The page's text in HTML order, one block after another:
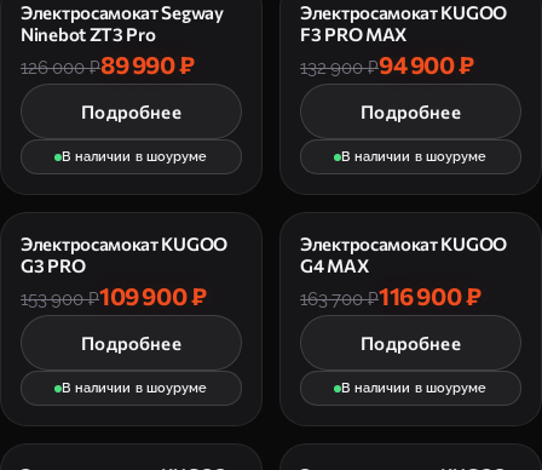
Электросамокат Segway
Ninebot ZT3 Pro
126 000 ₽89 990 ₽
Подробнее
В наличии в шоуруме
Электросамокат KUGOO
F3 PRO MAX
132 900 ₽94 900 ₽
Подробнее
В наличии в шоуруме
Электросамокат KUGOO
G3 PRO
153 900 ₽109 900 ₽
Подробнее
В наличии в шоуруме
Электросамокат KUGOO
G4 MAX
163 700 ₽116 900 ₽
Подробнее
В наличии в шоуруме